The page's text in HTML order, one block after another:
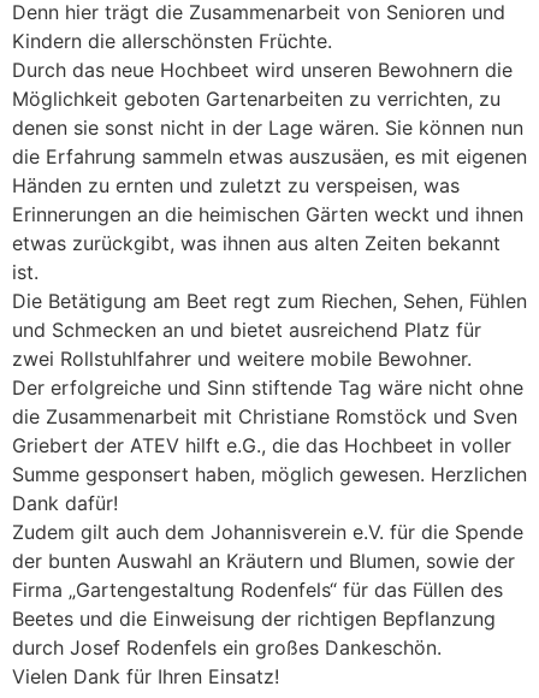
Denn hier trägt die Zusammenarbeit von Senioren und
Kindern die allerschönsten Früchte.
Durch das neue Hochbeet wird unseren Bewohnern die
Möglichkeit geboten Gartenarbeiten zu verrichten, zu
denen sie sonst nicht in der Lage wären. Sie können nun
die Erfahrung sammeln etwas auszusäen, es mit eigenen
Händen zu ernten und zuletzt zu verspeisen, was
Erinnerungen an die heimischen Gärten weckt und ihnen
etwas zurückgibt, was ihnen aus alten Zeiten bekannt
ist.
Die Betätigung am Beet regt zum Riechen, Sehen, Fühlen
und Schmecken an und bietet ausreichend Platz für
zwei Rollstuhlfahrer und weitere mobile Bewohner.
Der erfolgreiche und Sinn stiftende Tag wäre nicht ohne
die Zusammenarbeit mit Christiane Romstöck und Sven
Griebert der ATEV hilft e.G., die das Hochbeet in voller
Summe gesponsert haben, möglich gewesen. Herzlichen
Dank dafür!
Zudem gilt auch dem Johannisverein e.V. für die Spende
der bunten Auswahl an Kräutern und Blumen, sowie der
Firma „Gartengestaltung Rodenfels“ für das Füllen des
Beetes und die Einweisung der richtigen Bepflanzung
durch Josef Rodenfels ein großes Dankeschön.
Vielen Dank für Ihren Einsatz!